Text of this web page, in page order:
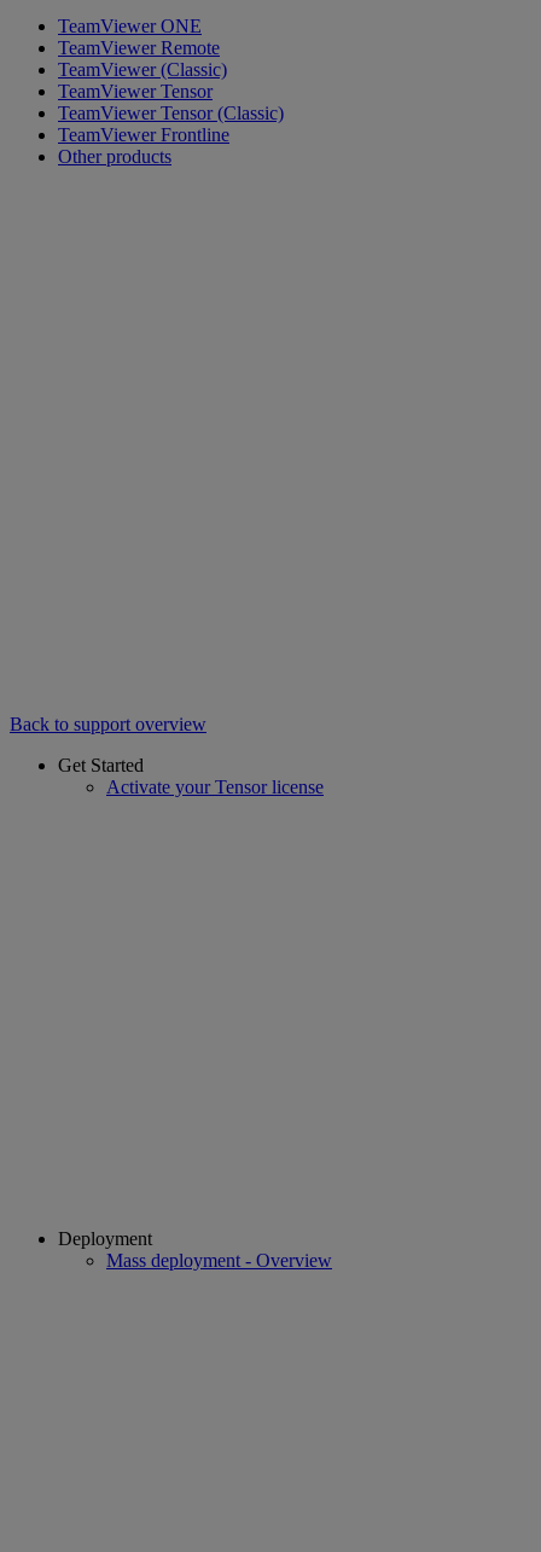
TeamViewer ONE
TeamViewer Remote
TeamViewer (Classic)
TeamViewer Tensor
TeamViewer Tensor (Classic)
TeamViewer Frontline
Other products
Back to support overview
Get Started
Activate your Tensor license
Deployment
Mass deployment - Overview